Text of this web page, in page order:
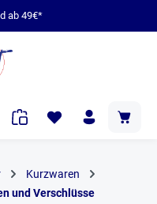
Kurzwaren
und Verschlüsse